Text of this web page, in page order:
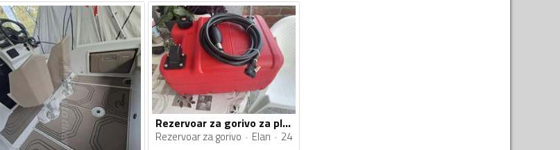
Rezervoar za gorivo za plovila
Rezervoar za gorivo Elan 24